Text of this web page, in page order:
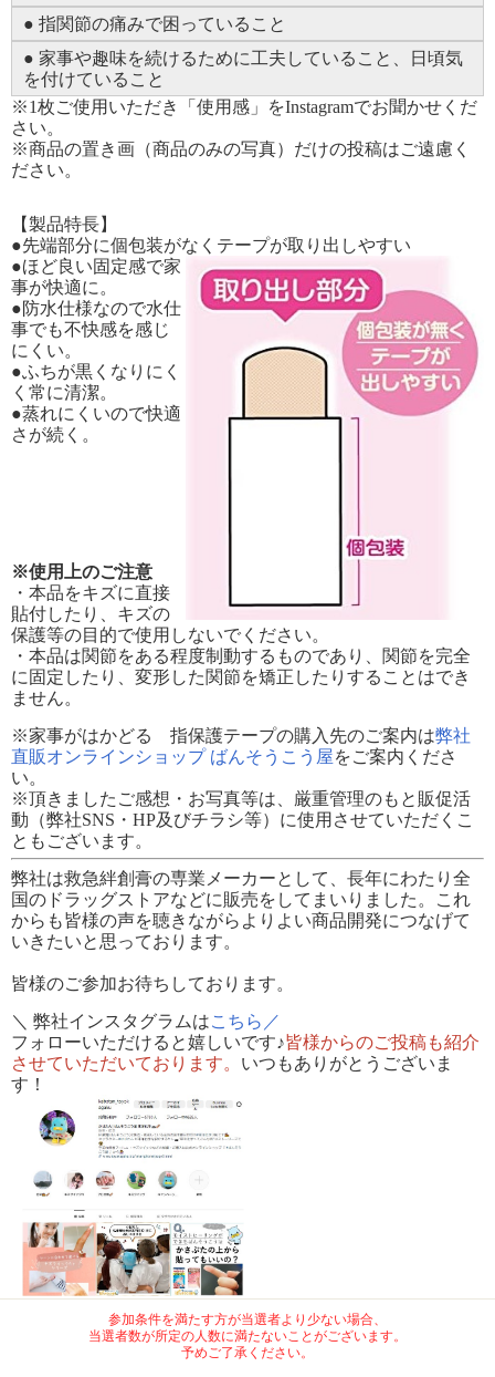
● 指関節の痛みで困っていること
● 家事や趣味を続けるために工夫していること、日頃気
を付けていること
※1枚ご使用いただき「使用感」をInstagramでお聞かせくだ
さい。
※商品の置き画（商品のみの写真）だけの投稿はご遠慮く
ださい。
【製品特長】
●先端部分に個包装がなくテープが取り出しやすい
●ほど良い固定感で家
事が快適に。
●防水仕様なので水仕
事でも不快感を感じ
にくい。
●ふちが黒くなりにく
く常に清潔。
●蒸れにくいので快適
さが続く。
※使用上のご注意
・本品をキズに直接
貼付したり、キズの
保護等の目的で使用しないでください。
・本品は関節をある程度制動するものであり、関節を完全
に固定したり、変形した関節を矯正したりすることはでき
ません。
※家事がはかどる 指保護テープの購入先のご案内は弊社
直販オンラインショップ ばんそうこう屋をご案内くださ
い。
※頂きましたご感想・お写真等は、厳重管理のもと販促活
動（弊社SNS・HP及びチラシ等）に使用させていただくこ
ともございます。
弊社は救急絆創膏の専業メーカーとして、長年にわたり全
国のドラッグストアなどに販売をしてまいりました。これ
からも皆様の声を聴きながらよりよい商品開発につなげて
いきたいと思っております。
皆様のご参加お待ちしております。
＼ 弊社インスタグラムはこちら／
フォローいただけると嬉しいです♪皆様からのご投稿も紹介
させていただいております。 いつもありがとうございま
す！
参加条件を満たす方が当選者より少ない場合、
当選者数が所定の人数に満たないことがございます。
予めご了承ください。